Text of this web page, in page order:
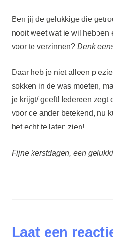
Ben jij de gelukkige die
nooit weet wat ie wil hebben
voor te verzinnen? Denk
Daar heb je niet alleen
sokken in de was moeten,
je krijgt/ geeft! Iedereen zegt
voor de ander betekend, nu
het echt te laten zien!
Fijne kerstdagen, een
Laat een